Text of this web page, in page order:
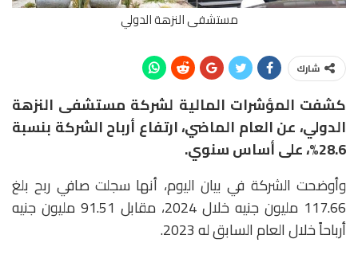
مستشفى النزهة الدولي
شارك
كشفت المؤشرات المالية لشركة مستشفى النزهة
الدولي، عن العام الماضي، ارتفاع أرباح الشركة بنسبة
28.6%، على أساس سنوي.
وأوضحت الشركة في بيان اليوم، أنها سجلت صافي ربح بلغ
117.66 مليون جنيه خلال 2024، مقابل 91.51 مليون جنيه
أرباحاً خلال العام السابق له 2023.